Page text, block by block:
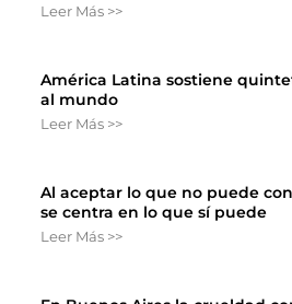
Leer Más >>
América Latina sostiene
al mundo
Leer Más >>
Al aceptar lo que no puede
se centra en lo que sí puede
Leer Más >>